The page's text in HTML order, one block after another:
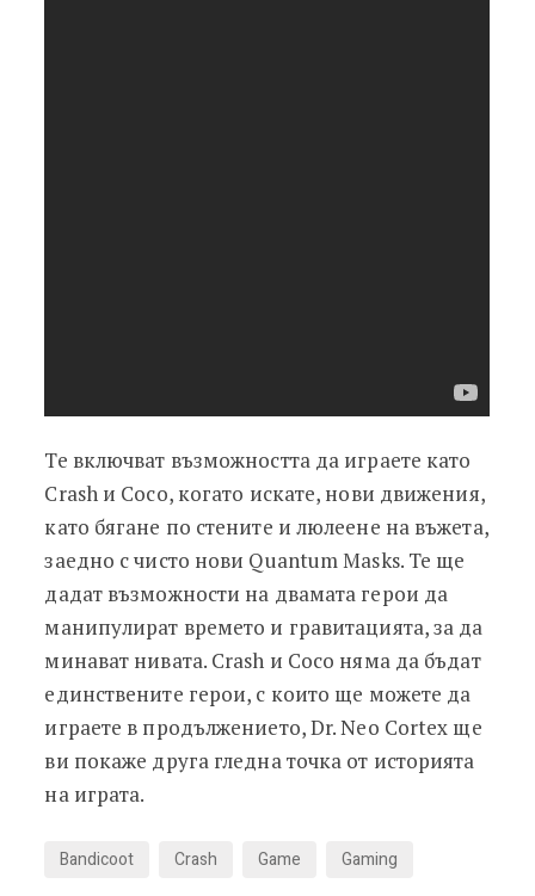
Те включват възможността да играете като
Crash и Coco, когато искате, нови движения,
като бягане по стените и люлеене на въжета,
заедно с чисто нови Quantum Masks. Те ще
дадат възможности на двамата герои да
манипулират времето и гравитацията, за да
минават нивата. Crash и Coco няма да бъдат
единствените герои, с които ще можете да
играете в продължението, Dr. Neo Cortex ще
ви покаже друга гледна точка от историята
на играта.
Bandicoot Crash Game Gaming